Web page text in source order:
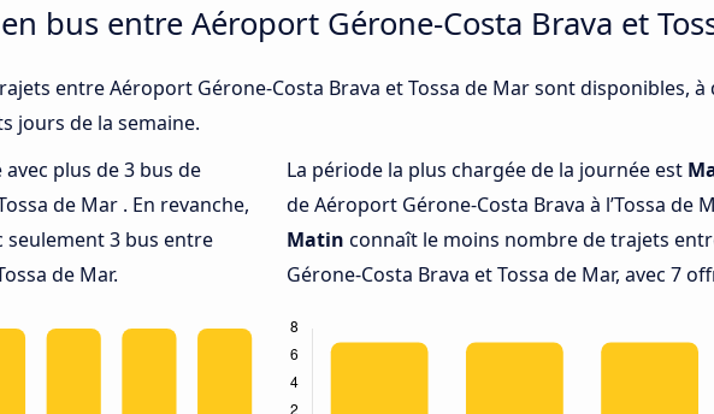
bus entre Aéroport Gérone-Costa Brava et
entre Aéroport Gérone-Costa Brava et Tossa de Mar sont disponibles,
jours de la semaine.
plus de 3 bus de
de Mar . En revanche,
seulement 3 bus entre
de Mar.
La période la plus chargée de la journée est
de Aéroport Gérone-Costa Brava à l’Tossa de
Matin connaît le moins nombre de trajets
Gérone-Costa Brava et Tossa de Mar, avec 7